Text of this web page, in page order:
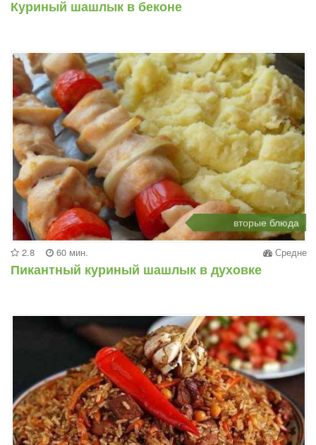
Куриный шашлык в беконе
вторые блюда
2.8 60 мин. Средне
Пикантный куриный шашлык в духовке